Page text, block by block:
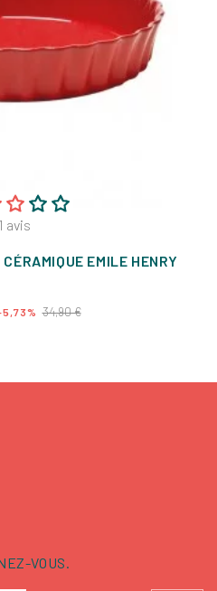
1 avis
EMILE HENRY
34,90 €Prix
VOUS.